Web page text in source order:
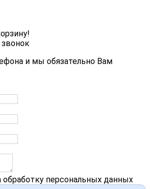
и мы обязательно Вам
персональных данных